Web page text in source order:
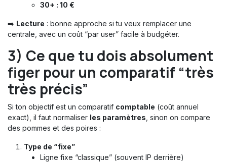
30+ : 10 €
➡️ Lecture : bonne approche si tu veux remplacer une
centrale, avec un coût “par user” facile à budgéter.
3) Ce que tu dois absolument
figer pour un comparatif “très
très précis”
Si ton objectif est un comparatif comptable (coût annuel
exact), il faut normaliser les paramètres, sinon on compare
des pommes et des poires :
Type de “fixe”
Ligne fixe “classique” (souvent IP derrière)